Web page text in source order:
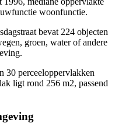
woonfunctie.
bevat 224 objecten
groen, water of andere
30 perceeloppervlakken
ligt rond 256 m2, passend